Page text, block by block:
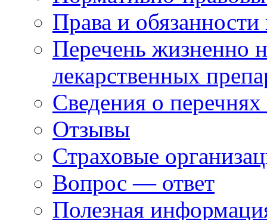
Права и
Перечень жизненно
лекарственных
Сведения о
Отзывы
Страховые
Вопрос — ответ
Полезная